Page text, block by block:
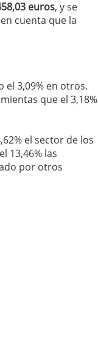
apuestas que
respuesta
en un solo mes
euros, y se
cuenta que la
el 3,09% en otros.
que el 3,18%
el sector de los
13,46% las
por otros